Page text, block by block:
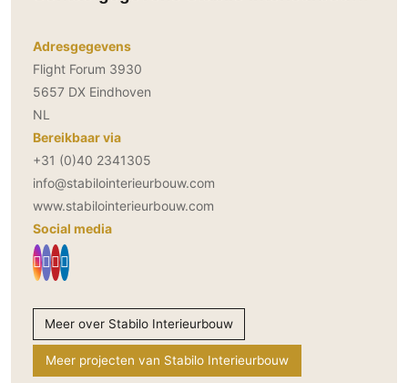
Adresgegevens
Flight Forum 3930
5657 DX Eindhoven
NL
Bereikbaar via
+31 (0)40 2341305
info@stabilointerieurbouw.com
www.stabilointerieurbouw.com
Social media
Meer over Stabilo Interieurbouw
Meer projecten van Stabilo Interieurbouw